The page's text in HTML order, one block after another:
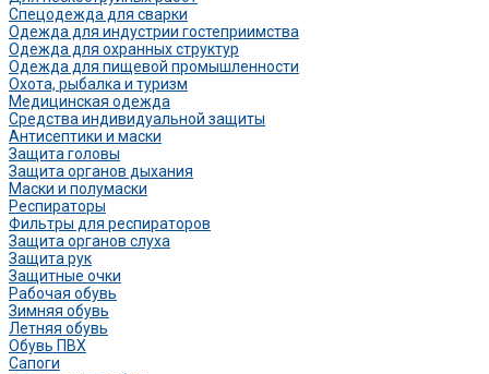
Спецодежда для сварки
Одежда для индустрии гостеприимства
Одежда для охранных структур
Одежда для пищевой промышленности
Охота, рыбалка и туризм
Медицинская одежда
Средства индивидуальной защиты
Антисептики и маски
Защита головы
Защита органов дыхания
Маски и полумаски
Респираторы
Фильтры для респираторов
Защита органов слуха
Защита рук
Защитные очки
Рабочая обувь
Зимняя обувь
Летняя обувь
Обувь ПВХ
Сапоги